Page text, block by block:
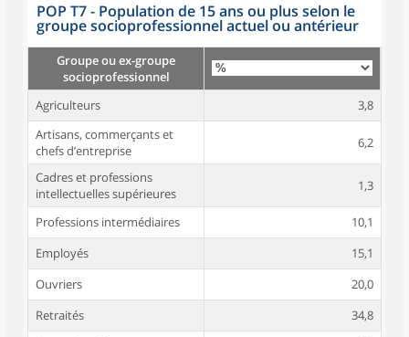
POP T7 - Population de 15 ans ou plus selon le
groupe socioprofessionnel actuel ou antérieur
Groupe ou ex-groupe
socioprofessionnel
Agriculteurs
3,8
Artisans, commerçants et
chefs d’entreprise
6,2
Cadres et professions
intellectuelles supérieures
1,3
Professions intermédiaires
10,1
Employés
15,1
Ouvriers
20,0
Retraités
34,8